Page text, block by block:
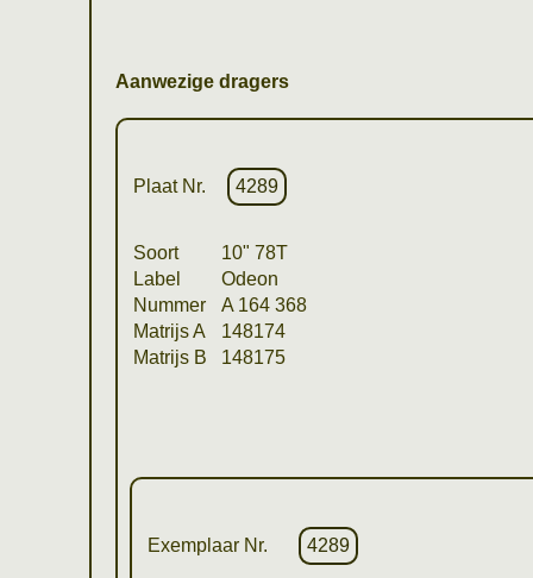
Aanwezige dragers
Plaat Nr. 4289
Soort
10" 78T
Label
Odeon
Nummer
A 164 368
Matrijs A
148174
Matrijs B
148175
Exemplaar Nr. 4289